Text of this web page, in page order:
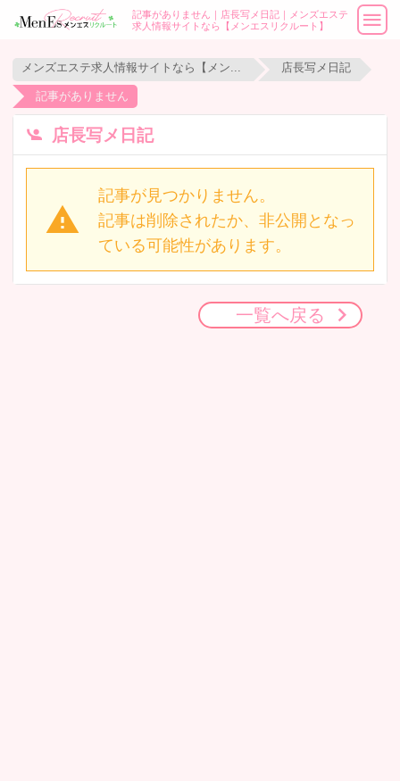
記事がありません｜店長写メ日記｜メンズエステ
求人情報サイトなら【メンエスリクルート】
店長写メ日記
記事がありません
店長写メ日記
記事が見つかりません。
記事は削除されたか、非公開となっ
ている可能性があります。
一覧へ戻る